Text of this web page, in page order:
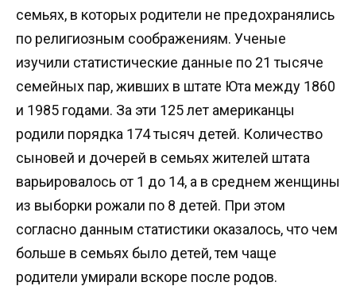
семьях, в которых родители не предохранялись
по религиозным соображениям. Ученые
изучили статистические данные по 21 тысяче
семейных пар, живших в штате Юта между 1860
и 1985 годами. За эти 125 лет американцы
родили порядка 174 тысяч детей. Количество
сыновей и дочерей в семьях жителей штата
варьировалось от 1 до 14, а в среднем женщины
из выборки рожали по 8 детей. При этом
согласно данным статистики оказалось, что чем
больше в семьях было детей, тем чаще
родители умирали вскоре после родов.